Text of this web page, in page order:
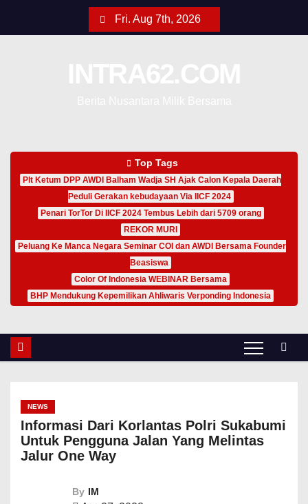
Fri. Aug 7th, 2026
Top Tags
Plt Ketum DPP AWDI Balham Wadja SH Ajak Calon Kepala Daerah
Peduli Gerakan kebudayaan Via IICF 2024
Penari TorTor Di IICF 2024 Tembus Lebih dari 5709 orang
REKOR MURI
Peluang Ke Manca Negara Seminar COI dan AWDI Bersama Founder
Beasiswa
Color Of Indonesia WEBINAR Bersama
BHP Mendukung Kepemilikan Ahliwaris Verponding Indonesia
NEWS
Informasi Dari Korlantas Polri Sukabumi
Untuk Pengguna Jalan Yang Melintas
Jalur One Way
By IM